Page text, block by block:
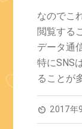
なのでこ
閲覧する
データ通
特にSNS
ることが
av_timer 2017年